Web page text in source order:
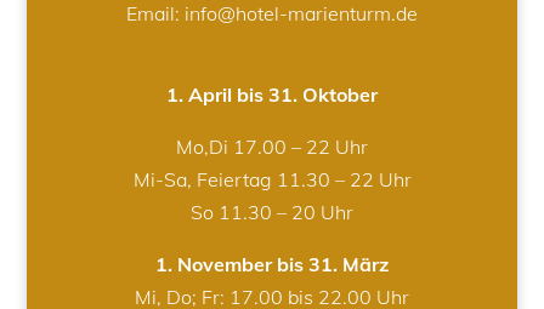
Email: info@hotel-marienturm.de
1. April bis 31. Oktober
Mo,Di 17.00 – 22 Uhr
Mi-Sa, Feiertag 11.30 – 22 Uhr
So 11.30 – 20 Uhr
1. November bis 31. März
Mi, Do; Fr: 17.00 bis 22.00 Uhr